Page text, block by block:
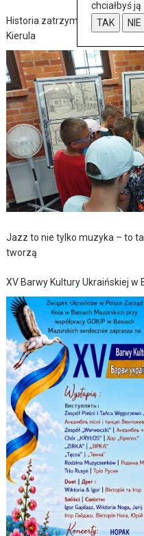
Historia zatrzymana w
Kierula
Jazz to nie tylko muzyka – to
tworzą
XV Barwy Kultury Ukraińskiej w
chciałbyś
TAK
NIE